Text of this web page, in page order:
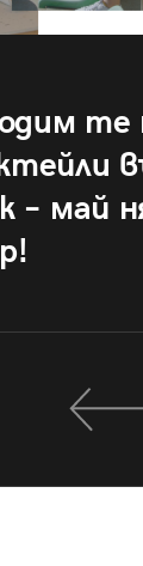
те
– май